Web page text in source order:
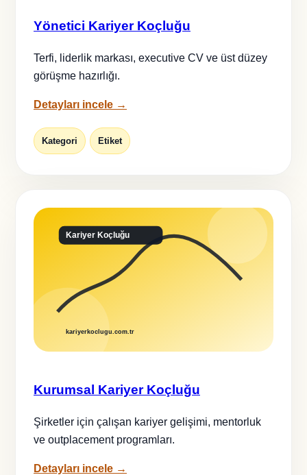
Yönetici Kariyer Koçluğu
Terfi, liderlik markası, executive CV ve üst düzey
görüşme hazırlığı.
Detayları incele →
Kategori Etiket
Kurumsal Kariyer Koçluğu
Şirketler için çalışan kariyer gelişimi, mentorluk
ve outplacement programları.
Detayları incele →